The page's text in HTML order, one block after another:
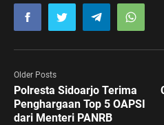
Older Posts
Polresta Sidoarjo Terima
Penghargaan Top 5 OAPSI
dari Menteri PANRB